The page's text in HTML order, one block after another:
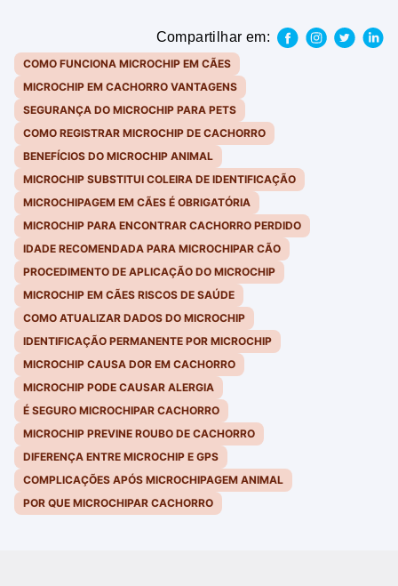
Compartilhar em:
COMO FUNCIONA MICROCHIP EM CÃES
MICROCHIP EM CACHORRO VANTAGENS
SEGURANÇA DO MICROCHIP PARA PETS
COMO REGISTRAR MICROCHIP DE CACHORRO
BENEFÍCIOS DO MICROCHIP ANIMAL
MICROCHIP SUBSTITUI COLEIRA DE IDENTIFICAÇÃO
MICROCHIPAGEM EM CÃES É OBRIGATÓRIA
MICROCHIP PARA ENCONTRAR CACHORRO PERDIDO
IDADE RECOMENDADA PARA MICROCHIPAR CÃO
PROCEDIMENTO DE APLICAÇÃO DO MICROCHIP
MICROCHIP EM CÃES RISCOS DE SAÚDE
COMO ATUALIZAR DADOS DO MICROCHIP
IDENTIFICAÇÃO PERMANENTE POR MICROCHIP
MICROCHIP CAUSA DOR EM CACHORRO
MICROCHIP PODE CAUSAR ALERGIA
É SEGURO MICROCHIPAR CACHORRO
MICROCHIP PREVINE ROUBO DE CACHORRO
DIFERENÇA ENTRE MICROCHIP E GPS
COMPLICAÇÕES APÓS MICROCHIPAGEM ANIMAL
POR QUE MICROCHIPAR CACHORRO